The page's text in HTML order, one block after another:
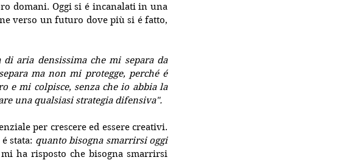
domani. Oggi si é incanalati in una
verso un futuro dove più si é fatto,
aria densissima che mi separa da
ma non mi protegge, perché é
e mi colpisce, senza che io abbia la
una qualsiasi strategia difensiva".
per crescere ed essere creativi.
stata: quanto bisogna smarrirsi oggi
ha risposto che bisogna smarrirsi